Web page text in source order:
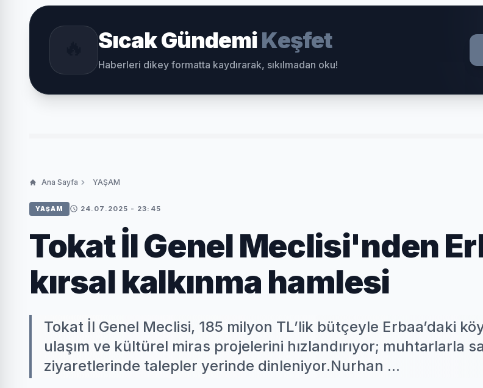
Sıcak GündemiKeşfet
Haberleri dikey formatta kaydırarak, sıkılmadan oku!
Ana Sayfa YAŞAM
YAŞAM 24.07.2025 - 23:45
Tokat İl Genel Meclisi'nden
kırsal kalkınma hamlesi
Tokat İl Genel Meclisi, 185 milyon TL’lik bütçeyle Erbaa’daki
ulaşım ve kültürel miras projelerini hızlandırıyor; muhtarlarla
ziyaretlerinde talepler yerinde dinleniyor.Nurhan ...